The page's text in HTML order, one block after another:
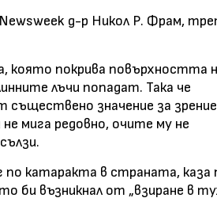
Newsweek д-р Никол Р. Фрам,
която покрива повърхността
лъчи попадат. Така че
съществено значение за
мига редовно, очите му не
катаракта в страната, каза
би възникнал от „взиране в